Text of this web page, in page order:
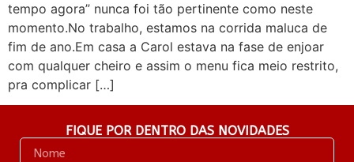
tempo agora” nunca foi tão pertinente como neste
momento.No trabalho, estamos na corrida maluca de
fim de ano.Em casa a Carol estava na fase de enjoar
com qualquer cheiro e assim o menu fica meio restrito,
pra complicar […]
FIQUE POR DENTRO DAS NOVIDADES